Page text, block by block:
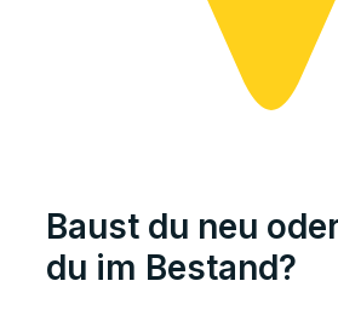
Baust du neu
du im Bestand?